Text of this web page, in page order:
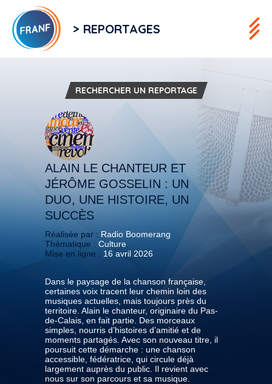
> REPORTAGES
RECHERCHER UN REPORTAGE
ALAIN LE CHANTEUR ET
JÉRÔME GOSSELIN : UN
DUO, UNE HISTOIRE, UN
SUCCÈS
Réalisée par : Radio Boomerang
Thématique : Culture
Mise en ligne : 16 avril 2026
Dans le paysage de la chanson française,
certaines voix tracent leur chemin loin des
musiques actuelles, mais toujours près du
territoire. Alain le chanteur, originaire du Pas-
de-Calais, en fait partie. Des morceaux
simples, nourris d’histoires d’amitié et de
moments partagés. Avec son nouveau titre, il
poursuit cette démarche : une chanson
accessible, fédératrice, qui circule déjà
largement auprès du public. Il revient avec
nous sur son parcours et sa musique.